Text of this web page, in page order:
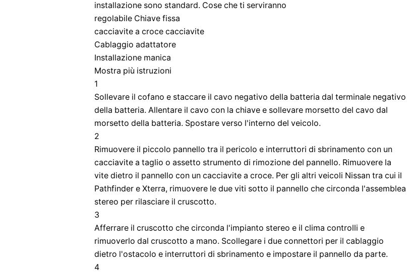
installazione sono standard. Cose che ti serviranno
regolabile Chiave fissa
cacciavite a croce cacciavite
Cablaggio adattatore
Installazione manica
Mostra più istruzioni
1
Sollevare il cofano e staccare il cavo negativo della batteria dal terminale negativo
della batteria. Allentare il cavo con la chiave e sollevare morsetto del cavo dal
morsetto della batteria. Spostare verso l'interno del veicolo.
2
Rimuovere il piccolo pannello tra il pericolo e interruttori di sbrinamento con un
cacciavite a taglio o assetto strumento di rimozione del pannello. Rimuovere la
vite dietro il pannello con un cacciavite a croce. Per gli altri veicoli Nissan tra cui il
Pathfinder e Xterra, rimuovere le due viti sotto il pannello che circonda l'assemblea
stereo per rilasciare il cruscotto.
3
Afferrare il cruscotto che circonda l'impianto stereo e il clima controlli e
rimuoverlo dal cruscotto a mano. Scollegare i due connettori per il cablaggio
dietro l'ostacolo e interruttori di sbrinamento e impostare il pannello da parte.
4